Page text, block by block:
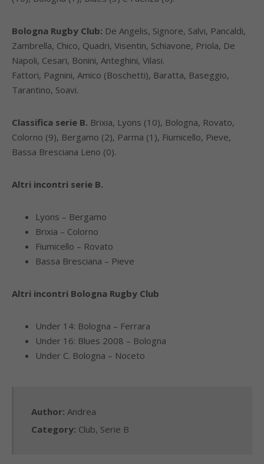
Bologna Rugby Club: De Angelis, Signore, Salvi, Pancaldi,
Zambrella, Chico, Quadri, Visentin, Schiavone, Priola, De
Napoli, Cesari, Bonini, Anteghini, Vilasi.
Fattori, Pagnini, Amico (Boschetti), Baratta, Baseggio,
Tarantino, Soavi.
Classifica serie B. Brixia, Lyons (10), Bologna, Rovato,
Colorno (9), Bergamo (2), Parma (1), Fiumicello, Pieve,
Bassa Bresciana Leno (0).
Altri incontri serie B.
Lyons – Bergamo
Brixia – Colorno
Fiumicello – Rovato
Bassa Bresciana – Pieve
Altri incontri Bologna Rugby Club
Under 14: Bologna – Ferrara
Under 16: Blues 2008 – Bologna
Under C. Bologna – Noceto
Author: Andrea
Category: Club, Serie B